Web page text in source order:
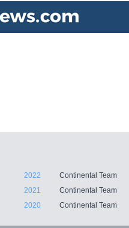
2022
Continental Team
2021
Continental Team
2020 Continental Team